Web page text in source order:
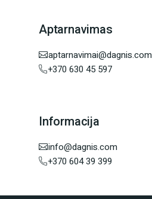
Aptarnavimas
aptarnavimai@dagnis.com
+370 630 45 597
Informacija
info@dagnis.com
+370 604 39 399